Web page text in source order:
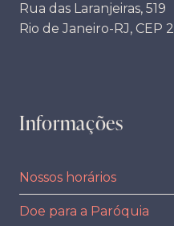
Rua das Laranjeiras, 519
Rio de Janeiro-RJ, CEP
Informações
Nossos horários
Doe para a Paróquia